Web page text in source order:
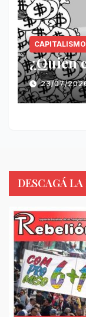
CAPITALISMO
¿Quién
23/07/
DESCAGÁ LA